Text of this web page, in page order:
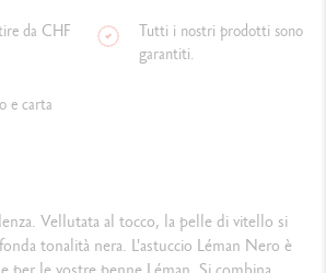
da CHF
Tutti i nostri prodotti sono
garantiti.
e carta
Vellutata al tocco, la pelle di vitello si
tonalità nera. L'astuccio Léman Nero è